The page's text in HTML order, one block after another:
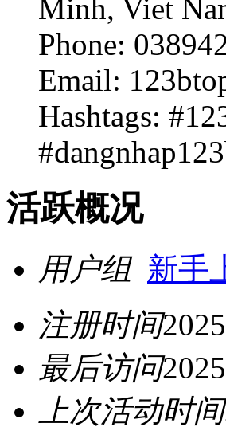
Minh, Viet
Phone:
Email:
Hashtags:
活跃概况
用户组 新手
注册时间
最后访问
上次活动时间